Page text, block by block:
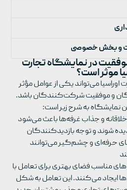
و بخش خصوصی
در نمایشگاه تجارت
موثر است؟
اوراسیا می‌تواند یکی از عوامل مؤثر
و موفقیت شرکت‌کنندگان باشد.
نمایشگاه به شرح زیر است:
و جذاب غرفه‌ها باعث می‌شود
شوند و توجه بازدیدکنندگان
حرفه‌ای و چشم‌گیر می‌توانند
مناسب فضای بهتری برای تعامل با
ایجاد می‌کنند. این تعامل به شکل